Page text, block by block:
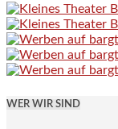
WER WIR SIND